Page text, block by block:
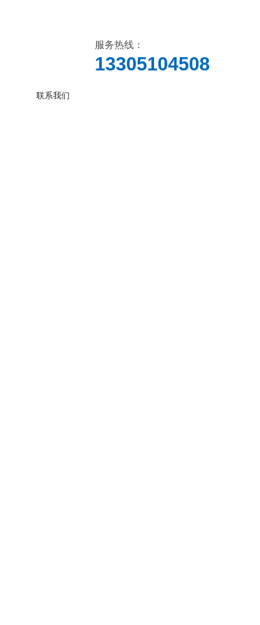
服务热线：
13305104508
联系我们